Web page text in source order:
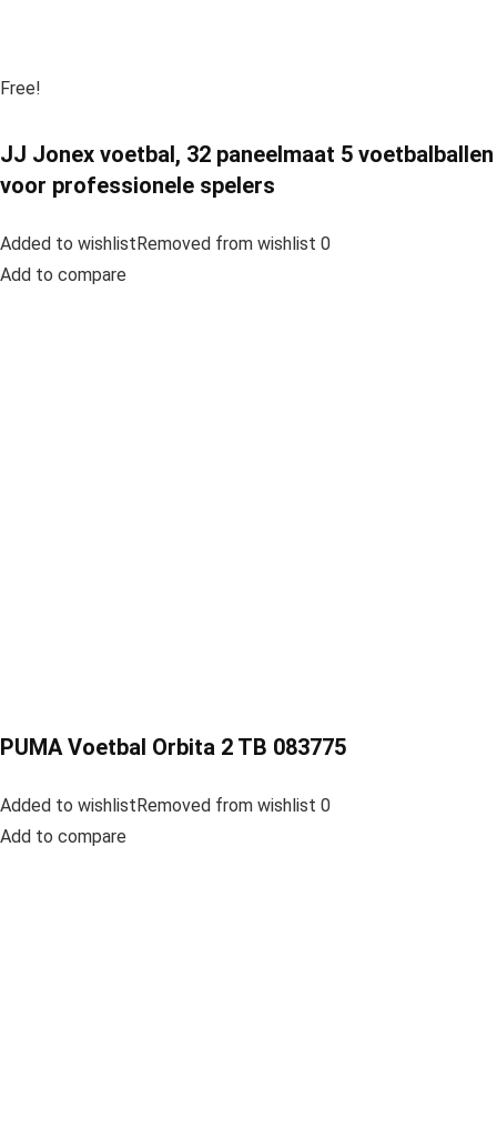
Free!
JJ Jonex voetbal, 32 paneelmaat 5 voetbalballen
voor professionele spelers
Added to wishlistRemoved from wishlist 0
Add to compare
PUMA Voetbal Orbita 2 TB 083775
Added to wishlistRemoved from wishlist 0
Add to compare